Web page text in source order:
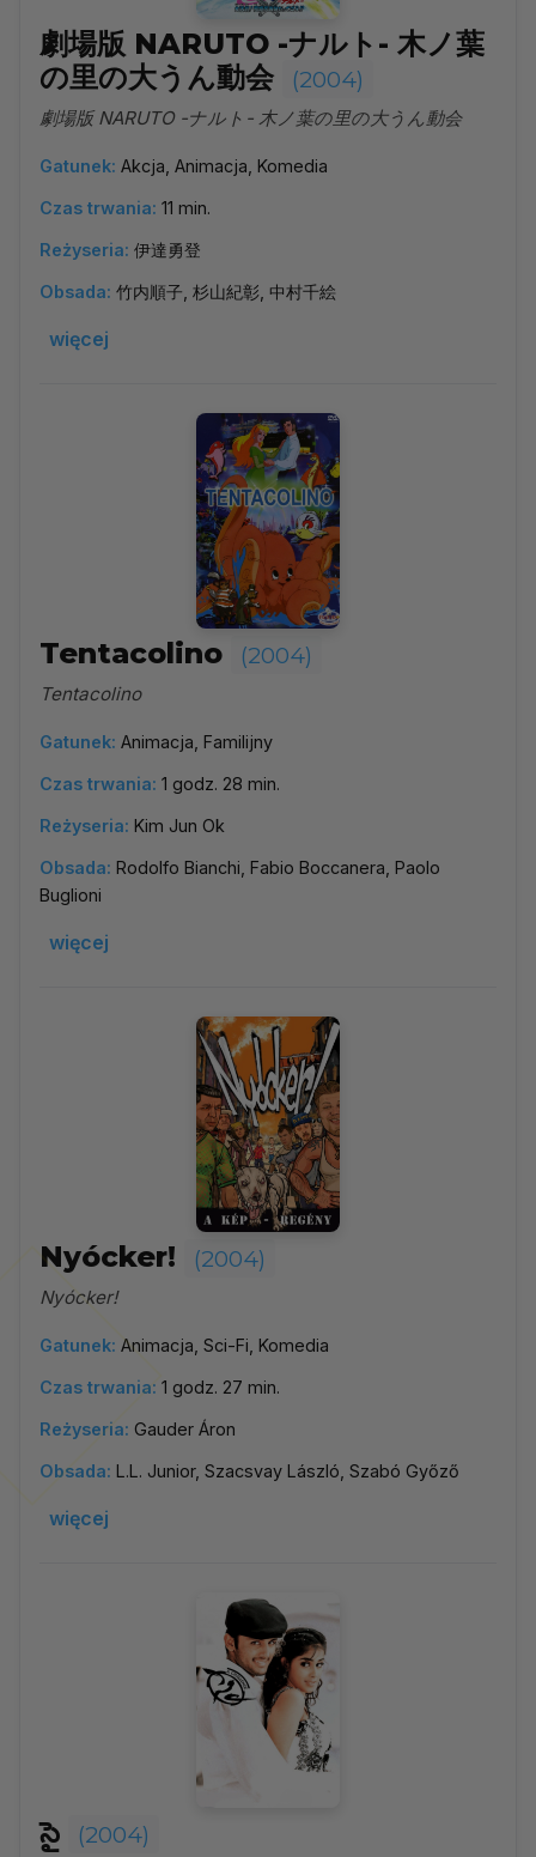
劇場版 NARUTO -ナルト- 木ノ葉
の里の大うん動会
(2004)
劇場版 NARUTO -ナルト- 木ノ葉の里の大うん動会
Gatunek: Akcja, Animacja, Komedia
Czas trwania: 11 min.
Reżyseria: 伊達勇登
Obsada: 竹内順子, 杉山紀彰, 中村千絵
więcej
Tentacolino (2004)
Tentacolino
Gatunek: Animacja, Familijny
Czas trwania: 1 godz. 28 min.
Reżyseria: Kim Jun Ok
Obsada: Rodolfo Bianchi, Fabio Boccanera, Paolo
Buglioni
więcej
Nyócker! (2004)
Nyócker!
Gatunek: Animacja, Sci-Fi, Komedia
Czas trwania: 1 godz. 27 min.
Reżyseria: Gauder Áron
Obsada: L.L. Junior, Szacsvay László, Szabó Győző
więcej
సై (2004)